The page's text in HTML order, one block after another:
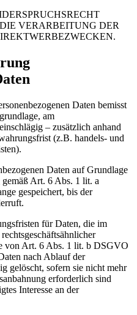
VERARBEITUNG DER
Daten bemisst
am
– zusätzlich anhand
(z.B. handels- und
Daten auf Grundlage
Art. 6 Abs. 1 lit. a
gespeichert, bis der
für Daten, die im
von Art. 6 Abs. 1 lit. b DSGVO
nach Ablauf der
gelöscht, sofern sie nicht mehr
erforderlich sind
Interesse an der